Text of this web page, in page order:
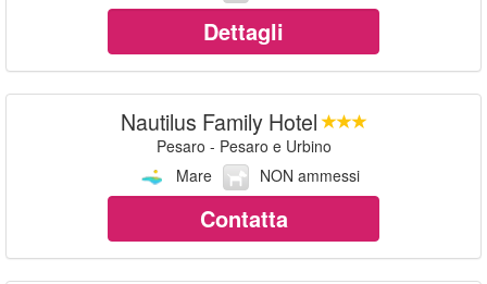
Dettagli
Nautilus Family Hotel
Pesaro - Pesaro e Urbino
Mare
NON ammessi
Contatta